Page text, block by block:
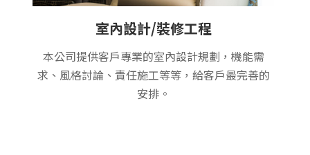
室內設計/裝修工程
本公司提供客戶專業的室內設計規劃，機能需
求、風格討論、責任施工等等，給客戶最完善的
安排。